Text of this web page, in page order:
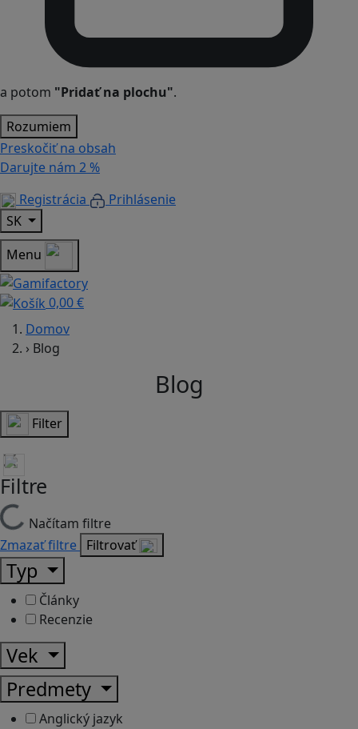
a potom "Pridať na plochu".
Rozumiem
Preskočiť na obsah
Darujte nám 2 %
Registrácia
Prihlásenie
SK
Menu
0,00 €
Domov
› Blog
Blog
Filter
Filtre
Načítam filtre
Zmazať filtre Filtrovať
Typ
Články
Recenzie
Vek
Predmety
Anglický jazyk